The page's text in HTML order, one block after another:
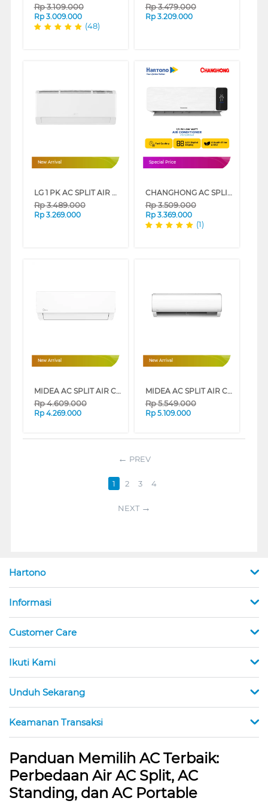
Rp3.109.000
Rp 3.009.000
(48)
Rp3.479.000
Rp 3.209.000
New Arrival
LG 1 PK AC SPLIT AIR CONDITIONER HERCULES K09NSA
Rp3.489.000
Rp 3.269.000
Special Price
CHANGHONG AC SPLIT AIR CONDITIONER LOW WATT DOUBLE GOLD FIN RDX4 SERIES
Rp3.509.000
Rp 3.369.000
(1)
New Arrival
MIDEA AC SPLIT AIR CONDITIONER STANDARD PRIME GUARD MSFQ-CRN8-ID SERIES
Rp4.609.000
Rp 4.269.000
New Arrival
MIDEA AC SPLIT AIR CONDITIONER XTREME DURA MSAFE-CRN2X SERIES
Rp5.549.000
Rp 5.109.000
PREV
1 2 3 4
NEXT
Hartono
Informasi
Customer Care
Ikuti Kami
Unduh Sekarang
Keamanan Transaksi
Panduan Memilih AC Terbaik:
Perbedaan Air AC Split, AC
Standing, dan AC Portable